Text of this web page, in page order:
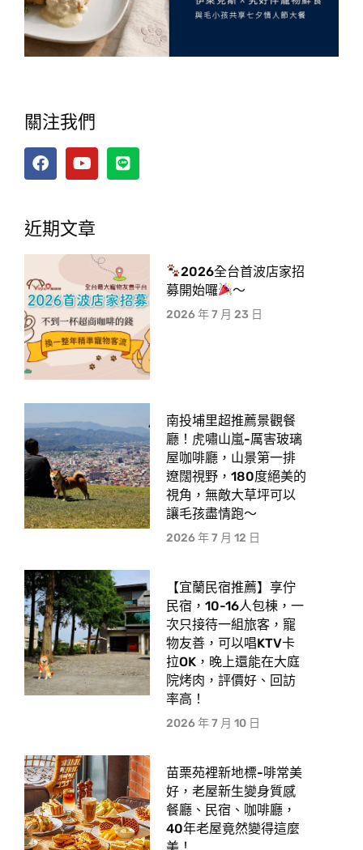
關注我們
近期文章
2026全台首波店家招
募開始囉
～
2026 年 7 月 23 日
南投埔里超推薦景觀餐
廳！虎嘯山嵐-厲害玻璃
屋咖啡廳，山景第一排
遼闊視野，180度絕美的
視角，無敵大草坪可以
讓毛孩盡情跑〜
2026 年 7 月 12 日
【宜蘭民宿推薦】享佇
民宿，10-16人包棟，一
次只接待一組旅客，寵
物友善，可以唱KTV卡
拉OK，晚上還能在大庭
院烤肉，評價好、回訪
率高！
2026 年 7 月 10 日
苗栗苑裡新地標-啡常美
好，老屋新生變身質感
餐廳、民宿、咖啡廳，
40年老屋竟然變得這麼